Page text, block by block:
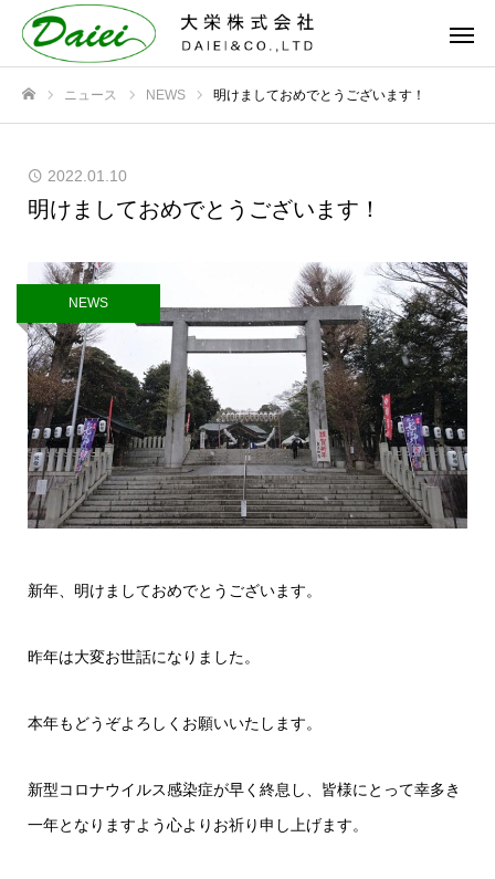
ニュース NEWS 明けましておめでとうございます！
2022.01.10
明けましておめでとうございます！
NEWS
新年、明けましておめでとうございます。
昨年は大変お世話になりました。
本年もどうぞよろしくお願いいたします。
新型コロナウイルス感染症が早く終息し、皆様にとって幸多き
一年となりますよう心よりお祈り申し上げます。